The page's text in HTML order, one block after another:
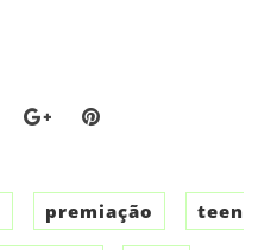
premiação teen